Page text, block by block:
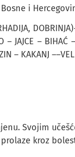
Bosne i
– JAJCE –
– KAKANJ
Svojim
kroz